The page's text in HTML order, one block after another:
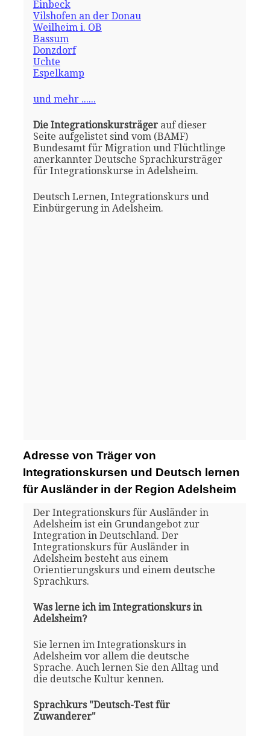
Einbeck
Vilshofen an der Donau
Weilheim i. OB
Bassum
Donzdorf
Uchte
Espelkamp
und mehr ......
Die Integrationskursträgerauf dieser
Seite aufgelistet sind vom (BAMF)
Bundesamt für Migration und Flüchtlinge
anerkannter Deutsche Sprachkursträger
für Integrationskurse in Adelsheim.
Deutsch Lernen, Integrationskurs und
Einbürgerung in Adelsheim.
Adresse von Träger von
Integrationskursen und Deutsch lernen
für Ausländer in der Region Adelsheim
Der Integrationskurs für Ausländer in
Adelsheim ist ein Grundangebot zur
Integration in Deutschland. Der
Integrationskurs für Ausländer in
Adelsheim besteht aus einem
Orientierungskurs und einem deutsche
Sprachkurs.
Was lerne ich im Integrationskurs in
Adelsheim?
Sie lernen im Integrationskurs in
Adelsheim vor allem die deutsche
Sprache. Auch lernen Sie den Alltag und
die deutsche Kultur kennen.
Sprachkurs "Deutsch-Test für
Zuwanderer"